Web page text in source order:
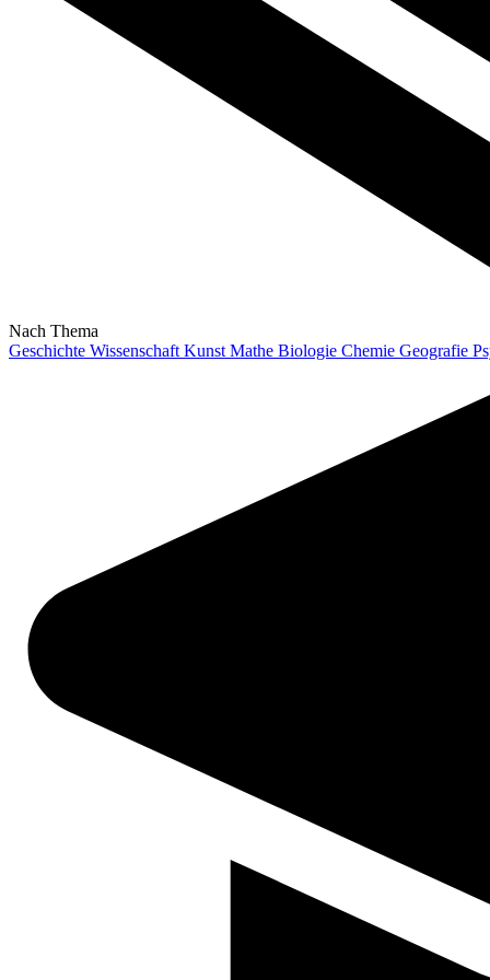
Nach Thema
Geschichte Wissenschaft Kunst Mathe Biologie Chemie Geografie